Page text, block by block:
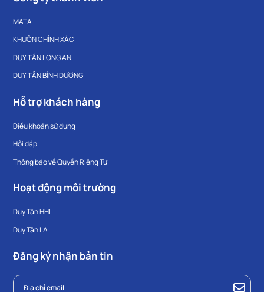
MATA
KHUÔN CHÍNH XÁC
DUY TÂN LONG AN
DUY TÂN BÌNH DƯƠNG
Hỗ trợ khách hàng
Điều khoản sử dụng
Hỏi đáp
Thông báo về Quyền Riêng Tư
Hoạt động môi trường
Duy Tân HHL
Duy Tân LA
Đăng ký nhận bản tin